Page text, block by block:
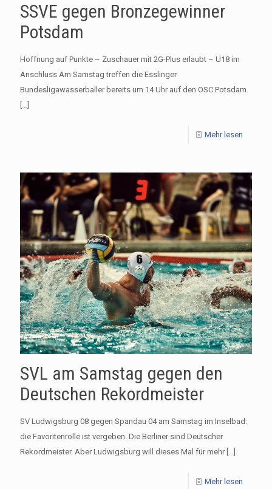
SSVE gegen Bronzegewinner
Potsdam
Hoffnung auf Punkte – Zuschauer mit 2G-Plus erlaubt – U18 im
Anschluss Am Samstag treffen die Esslinger
Bundesligawasserballer bereits um 14 Uhr auf den OSC Potsdam.
[…]
Mehr lesen
SVL am Samstag gegen den
Deutschen Rekordmeister
SV Ludwigsburg 08 gegen Spandau 04 am Samstag im Inselbad:
die Favoritenrolle ist vergeben. Die Berliner sind Deutscher
Rekordmeister. Aber Ludwigsburg will dieses Mal für mehr[…]
Mehr lesen